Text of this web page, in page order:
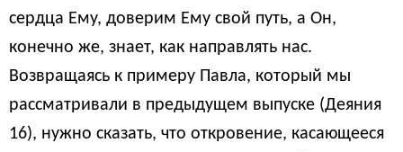
сердца Ему, доверим Ему свой путь, а Он,
конечно же, знает, как направлять нас.
Возвращаясь к примеру Павла, который мы
рассматривали в предыдущем выпуске (Деяния
16), нужно сказать, что откровение, касающееся